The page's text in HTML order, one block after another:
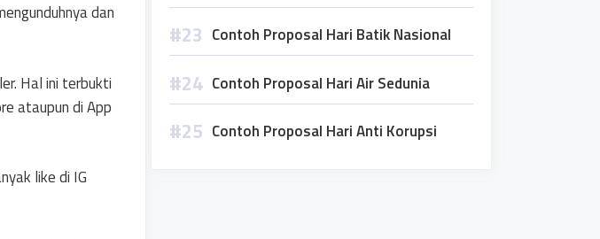
dan
Hal ini terbukti
ataupun di App
like di IG
Contoh Proposal Hari Batik Nasional
Contoh Proposal Hari Air Sedunia
Contoh Proposal Hari Anti Korupsi